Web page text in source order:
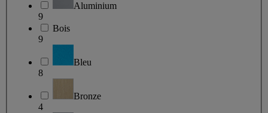
Aluminium
9
Bois
9
Bleu
8
Bronze
4